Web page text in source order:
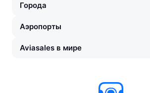
Города
Аэропорты
Aviasales в мире